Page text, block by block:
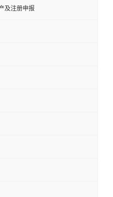
及注册申报